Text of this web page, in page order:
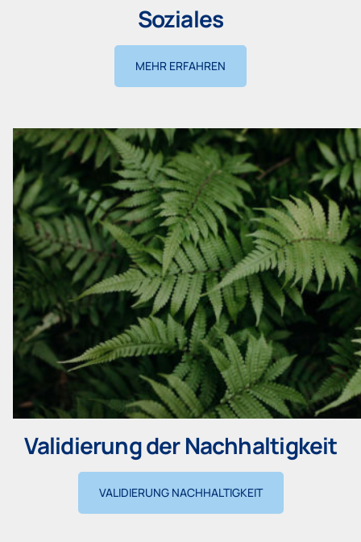
Soziales
MEHR ERFAHREN
Validierung der Nachhaltigkeit
VALIDIERUNG NACHHALTIGKEIT